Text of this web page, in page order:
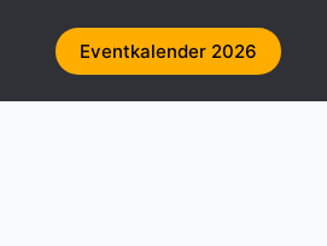
Eventkalender 2026